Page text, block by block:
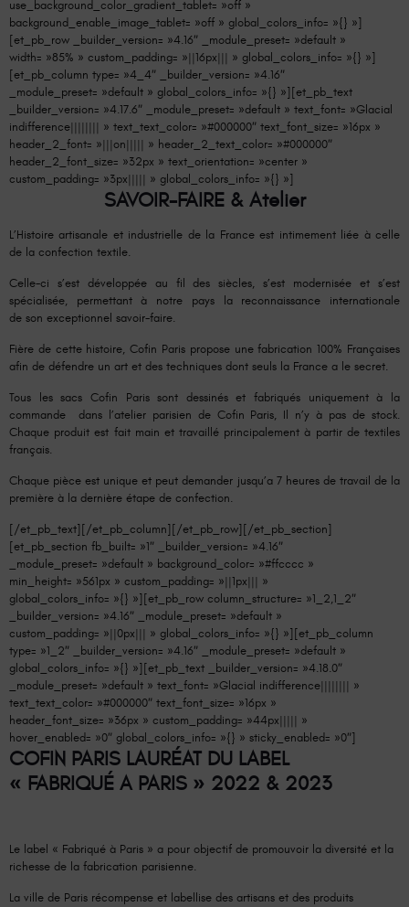
use_background_color_gradient_tablet= »off »
background_enable_image_tablet= »off » global_colors_info= »{} »]
[et_pb_row _builder_version= »4.16″ _module_preset= »default »
width= »85% » custom_padding= »||16px||| » global_colors_info= »{} »]
[et_pb_column type= »4_4″ _builder_version= »4.16″
_module_preset= »default » global_colors_info= »{} »][et_pb_text
_builder_version= »4.17.6″ _module_preset= »default » text_font= »Glacial
indifference|||||||| » text_text_color= »#000000″ text_font_size= »16px »
header_2_font= »|||on||||| » header_2_text_color= »#000000″
header_2_font_size= »32px » text_orientation= »center »
custom_padding= »3px||||| » global_colors_info= »{} »]
SAVOIR-FAIRE & Atelier
L’Histoire artisanale et industrielle de la France est intimement liée à celle
de la confection textile.
Celle-ci s’est développée au fil des siècles, s’est modernisée et s’est
spécialisée, permettant à notre pays la reconnaissance internationale
de son exceptionnel savoir-faire.
Fière de cette histoire, Cofin Paris propose une fabrication 100% Françaises
afin de défendre un art et des techniques dont seuls la France a le secret.
Tous les sacs Cofin Paris sont dessinés et fabriqués uniquement à la
commande dans l’atelier parisien de Cofin Paris, Il n’y à pas de stock.
Chaque produit est fait main et travaillé principalement à partir de textiles
français.
Chaque pièce est unique et peut demander jusqu’a 7 heures de travail de la
première à la dernière étape de confection.
[/et_pb_text][/et_pb_column][/et_pb_row][/et_pb_section]
[et_pb_section fb_built= »1″ _builder_version= »4.16″
_module_preset= »default » background_color= »#ffcccc »
min_height= »561px » custom_padding= »||1px||| »
global_colors_info= »{} »][et_pb_row column_structure= »1_2,1_2″
_builder_version= »4.16″ _module_preset= »default »
custom_padding= »||0px||| » global_colors_info= »{} »][et_pb_column
type= »1_2″ _builder_version= »4.16″ _module_preset= »default »
global_colors_info= »{} »][et_pb_text _builder_version= »4.18.0″
_module_preset= »default » text_font= »Glacial indifference|||||||| »
text_text_color= »#000000″ text_font_size= »16px »
header_font_size= »36px » custom_padding= »44px||||| »
hover_enabled= »0″ global_colors_info= »{} » sticky_enabled= »0″]
COFIN PARIS LAURÉAT DU LABEL
« FABRIQUÉ A PARIS » 2022 & 2023
Le label « Fabriqué à Paris » a pour objectif de promouvoir la diversité et la
richesse de la fabrication parisienne.
La ville de Paris récompense et labellise des artisans et des produits